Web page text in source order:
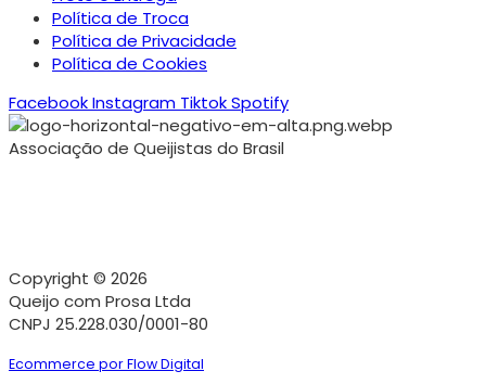
Política de Troca
Política de Privacidade
Política de Cookies
FacebookInstagram TiktokSpotify
Associação de Queijistas do Brasil
Copyright © 2026
Queijo com Prosa Ltda
CNPJ 25.228.030/0001-80
Ecommerce por Flow Digital